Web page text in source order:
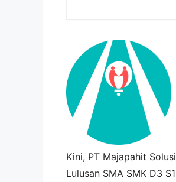
Kini, PT Majapahit
Lulusan SMA SMK D3